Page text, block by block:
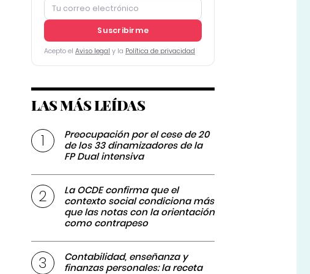
Suscribirme
Acepto el Aviso legal y la Política de privacidad
LAS MÁS LEÍDAS
Preocupación por el cese de 20
de los 33 dinamizadores de la
FP Dual intensiva
La OCDE confirma que el
contexto social condiciona más
que las notas con la orientación
como contrapeso
Contabilidad, enseñanza y
finanzas personales: la receta